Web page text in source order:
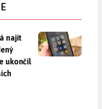
najít ztracený nebo
najít
ukončil